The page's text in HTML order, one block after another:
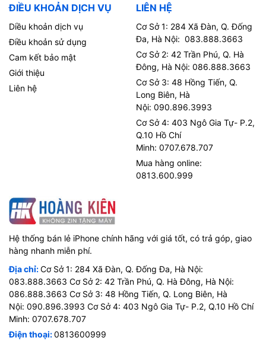
ĐIỀU KHOẢN DỊCH VỤ
Diều khoản dịch vụ
Điều khoản sử dụng
Cam kết bảo mật
Giới thiệu
Liên hệ
LIÊN HỆ
Cơ Sở 1: 284 Xã Đàn, Q. Đống
Đa, Hà Nội: 083.888.3663
Cơ Sở 2: 42 Trần Phú, Q. Hà
Đông, Hà Nội: 086.888.3663
Cơ Sở 3: 48 Hồng Tiến, Q.
Long Biên, Hà
Nội: 090.896.3993
Cơ Sở 4: 403 Ngô Gia Tự- P.2,
Q.10 Hồ Chí
Minh: 0707.678.707
Mua hàng online:
0813.600.999
Hệ thống bán lẻ iPhone chính hãng với giá tốt, có trả góp, giao
hàng nhanh miễn phí.
Địa chỉ:Cơ Sở 1: 284 Xã Đàn, Q. Đống Đa, Hà Nội:
083.888.3663 Cơ Sở 2: 42 Trần Phú, Q. Hà Đông, Hà Nội:
086.888.3663 Cơ Sở 3: 48 Hồng Tiến, Q. Long Biên, Hà
Nội: 090.896.3993 Cơ Sở 4: 403 Ngô Gia Tự- P.2, Q.10 Hồ Chí
Minh: 0707.678.707
Điện thoại:0813600999